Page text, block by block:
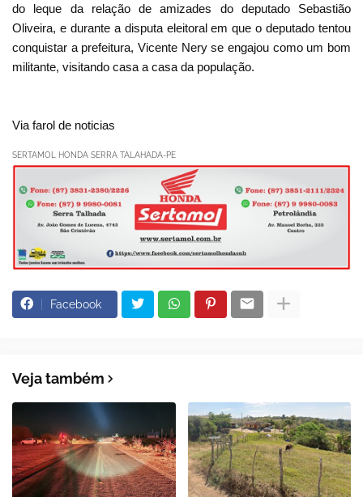
do leque da relação de amizades do deputado Sebastião
Oliveira, e durante a disputa eleitoral em que o deputado tentou
conquistar a prefeitura, Vicente Nery se engajou como um bom
militante, visitando casa a casa da população.
Via farol de noticias
SERTAMOL HONDA SERRA TALAHADA-PE
Facebook
Veja também